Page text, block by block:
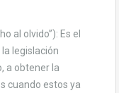
al olvido”): Es el
legislación
a obtener la
cuando estos ya